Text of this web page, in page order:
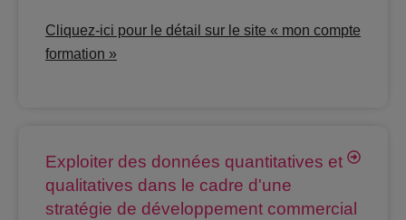
Cliquez-ici pour le détail sur le site « mon compte
formation »
Exploiter des données quantitatives et
qualitatives dans le cadre d'une
stratégie de développement commercial